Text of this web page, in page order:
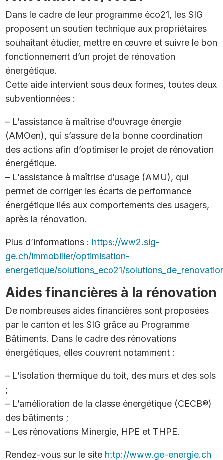
Dans le cadre de leur programme éco21, les SIG
proposent un soutien technique aux propriétaires
souhaitant étudier, mettre en œuvre et suivre le bon
fonctionnement d’un projet de rénovation
énergétique.
Cette aide intervient sous deux formes, toutes deux
subventionnées :
– L’assistance à maîtrise d’ouvrage énergie
(AMOen), qui s’assure de la bonne coordination
des actions afin d’optimiser le projet de rénovation
énergétique.
– L’assistance à maîtrise d’usage (AMU), qui
permet de corriger les écarts de performance
énergétique liés aux comportements des usagers,
après la rénovation.
Plus d’informations : https://ww2.sig-
ge.ch/immobilier/optimisation-
energetique/solutions_eco21/
Aides financières à la rénovation
De nombreuses aides financières sont proposées
par le canton et les SIG grâce au Programme
Bâtiments. Dans le cadre des rénovations
énergétiques, elles couvrent notamment :
– L’isolation thermique du toit, des murs et des sols
;
– L’amélioration de la classe énergétique (CECB®)
des bâtiments ;
– Les rénovations Minergie, HPE et THPE.
Rendez-vous sur le site http://www.ge-energie.ch